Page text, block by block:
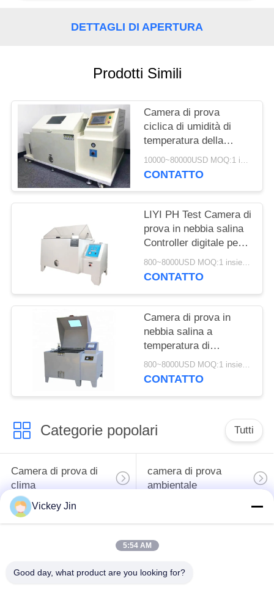
DETTAGLI DI APERTURA
Prodotti Simili
Camera di prova
ciclica di umidità di
temperatura della
camera di corrosione di
LIYI IEX60068
10000~80000USD MOQ:1 insieme
CONTATTO
LIYI PH Test Camera di
prova in nebbia salina
Controller digitale per
microcomputer
800~8000USD MOQ:1 insieme
CONTATTO
Camera di prova in
nebbia salina a
temperatura di
precisione LIYI Test di
prodotti in metallo e
800~8000USD MOQ:1 insieme
CONTATTO
Categorie popolari Tutti
Camera di prova di
clima
camera di prova
ambientale
Camera di prova
forno di essiccazione
Forno di
camera di prova di
Vickey Jin
5:54 AM
Good day, what product are you looking for?